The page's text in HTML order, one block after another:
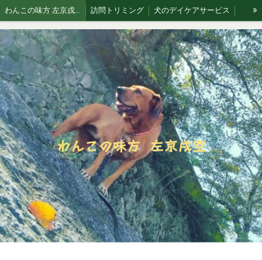
わんこの味方 左京戌空です。 訪問トリミング 犬のデイケアサービス
お散歩代行 犬猫 訪問シッティングサービス Blog 犬と空
»
わんこの味方 左京戌空